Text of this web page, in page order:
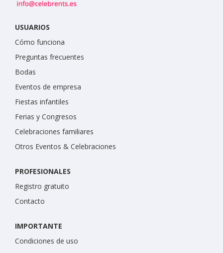
USUARIOS
Cómo funciona
Preguntas frecuentes
Bodas
Eventos de empresa
Fiestas infantiles
Ferias y Congresos
Celebraciones familiares
Otros Eventos & Celebraciones
PROFESIONALES
Registro gratuito
Contacto
IMPORTANTE
Condiciones de uso